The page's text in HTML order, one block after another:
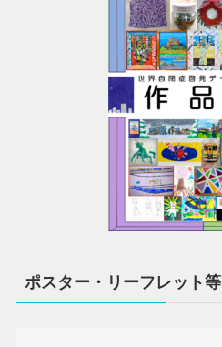
ポスター・リーフレット等